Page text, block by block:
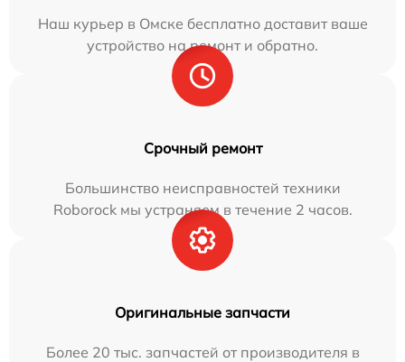
Наш курьер в Омске бесплатно доставит ваше
устройство на ремонт и обратно.
Срочный ремонт
Большинство неисправностей техники
Roborock мы устраняем в течение 2 часов.
Оригинальные запчасти
Более 20 тыс. запчастей от производителя в